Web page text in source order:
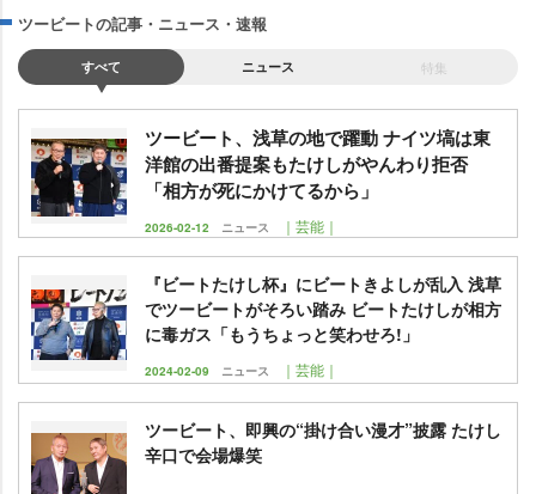
ツービートの記事・ニュース・速報
すべて ニュース 特集
ツービート、浅草の地で躍動 ナイツ塙は東
洋館の出番提案もたけしがやんわり拒否
「相方が死にかけてるから」
2026-02-12 ニュース ｜芸能｜
『ビートたけし杯』にビートきよしが乱入 浅草
でツービートがそろい踏み ビートたけしが相方
に毒ガス「もうちょっと笑わせろ!」
2024-02-09 ニュース ｜芸能｜
ツービート、即興の“掛け合い漫才”披露 たけし
辛口で会場爆笑